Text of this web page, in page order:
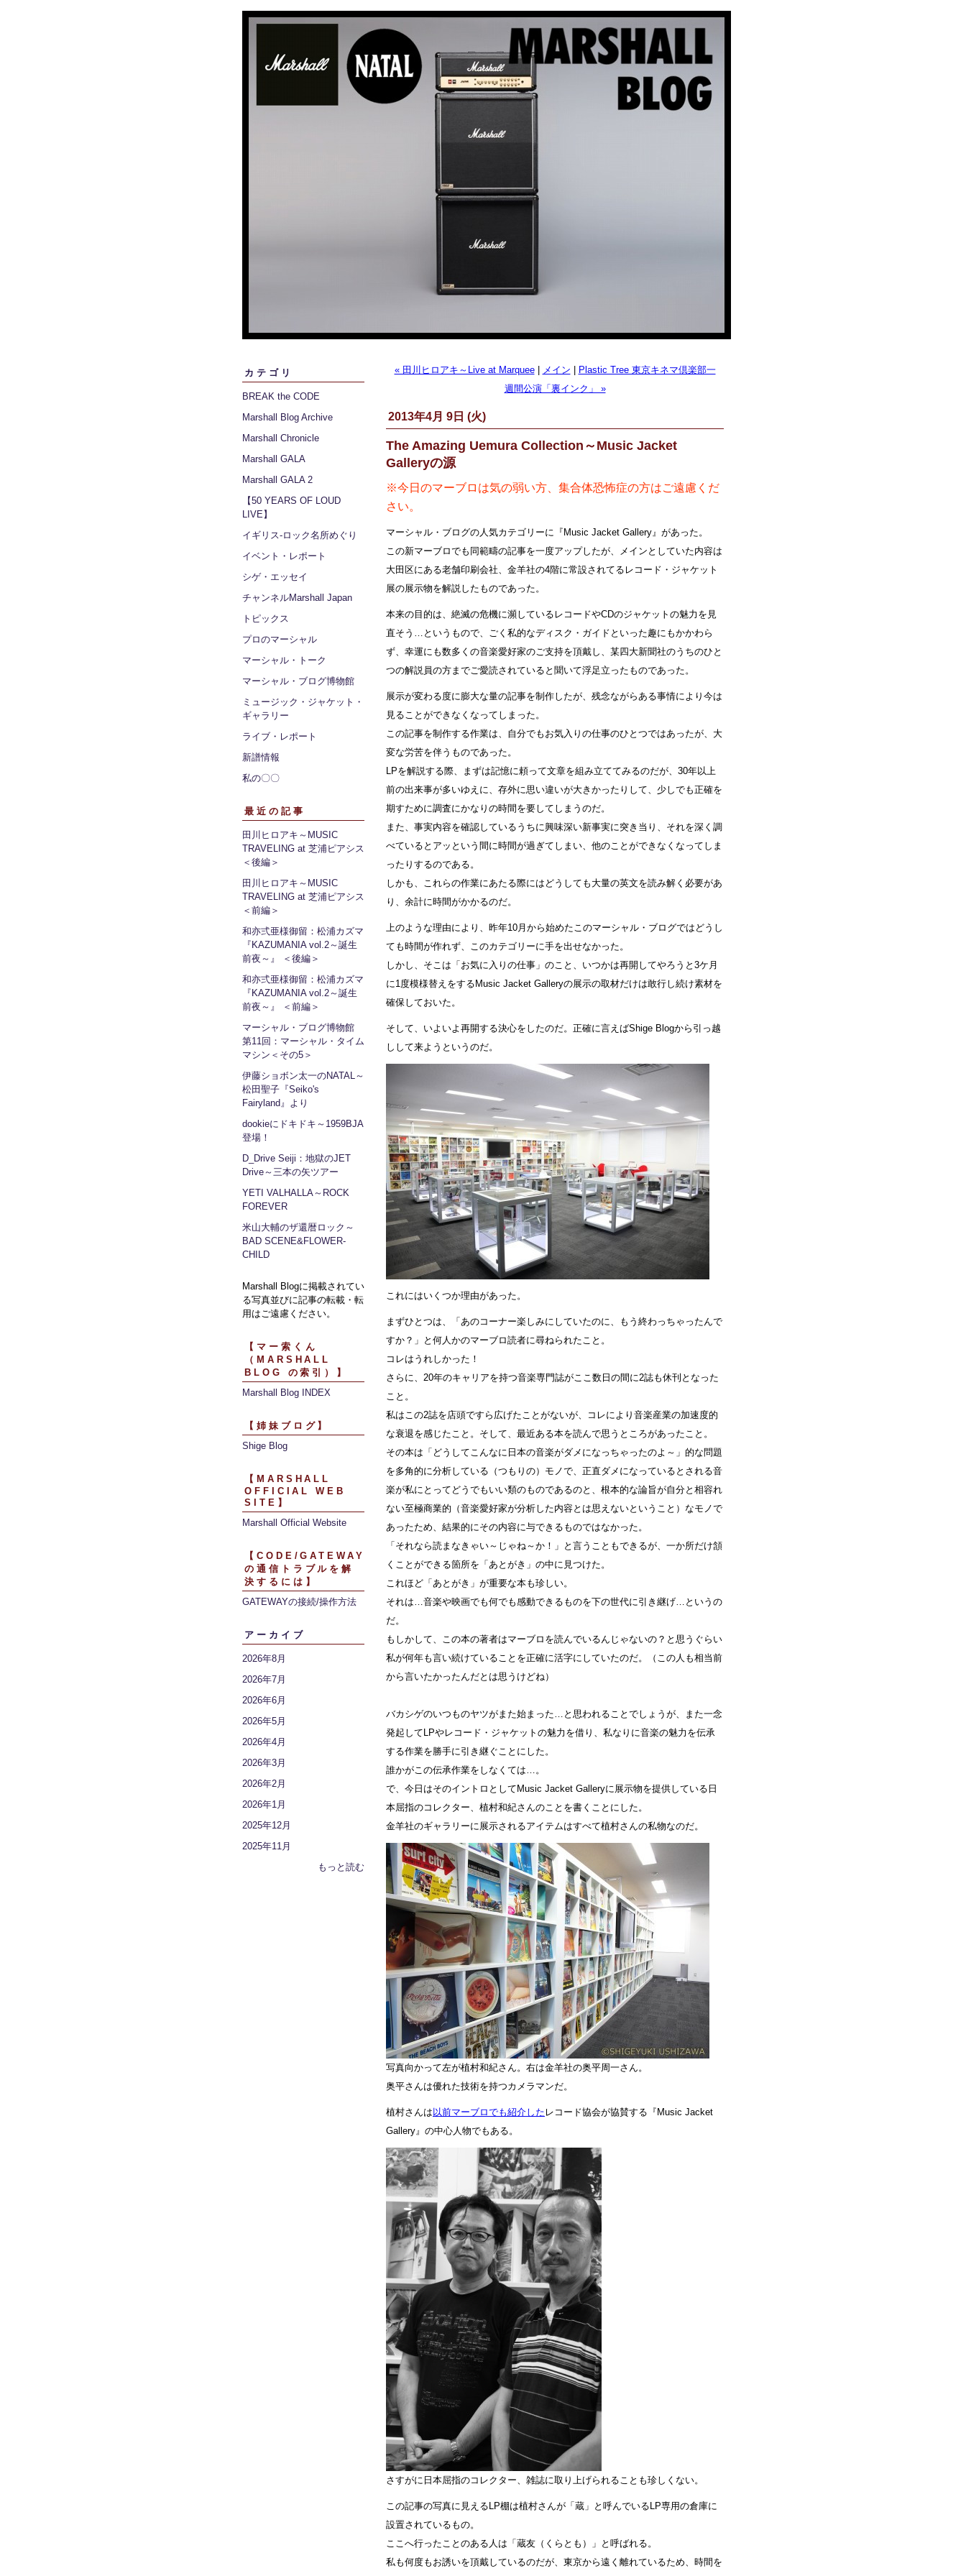
カテゴリ
BREAK the CODE
Marshall Blog Archive
Marshall Chronicle
Marshall GALA
Marshall GALA 2
【50 YEARS OF LOUD
LIVE】
イギリス‐ロック名所めぐり
イベント・レポート
シゲ・エッセイ
チャンネルMarshall Japan
トピックス
プロのマーシャル
マーシャル・トーク
マーシャル・ブログ博物館
ミュージック・ジャケット・
ギャラリー
ライブ・レポート
新譜情報
私の〇〇
最近の記事
田川ヒロアキ～MUSIC
TRAVELING at 芝浦ピアシス
＜後編＞
田川ヒロアキ～MUSIC
TRAVELING at 芝浦ピアシス
＜前編＞
和亦弍亜様御留：松浦カズマ
『KAZUMANIA vol.2～誕生
前夜～』 ＜後編＞
和亦弍亜様御留：松浦カズマ
『KAZUMANIA vol.2～誕生
前夜～』 ＜前編＞
マーシャル・ブログ博物館
第11回：マーシャル・タイム
マシン＜その5＞
伊藤ショボン太一のNATAL～
松田聖子『Seiko's
Fairyland』より
dookieにドキドキ～1959BJA
登場！
D_Drive Seiji：地獄のJET
Drive～三本の矢ツアー
YETI VALHALLA～ROCK
FOREVER
米山大輔のザ還暦ロック～
BAD SCENE&FLOWER-
CHILD
Marshall Blogに掲載されてい
る写真並びに記事の転載・転
用はご遠慮ください。
【マー索くん
（MARSHALL
BLOG の索引）】
Marshall Blog INDEX
【姉妹ブログ】
Shige Blog
【MARSHALL
OFFICIAL WEB
SITE】
Marshall Official Website
【CODE/GATEWAY
の通信トラブルを解
決するには】
GATEWAYの接続/操作方法
アーカイブ
2026年8月
2026年7月
2026年6月
2026年5月
2026年4月
2026年3月
2026年2月
2026年1月
2025年12月
2025年11月
もっと読む
« 田川ヒロアキ～Live at Marquee| メイン
Plastic Tree 東京キネマ倶楽部一
週間公演「裏インク」 »
2013年4月 9日 (火)
The Amazing Uemura Collection～Music Jacket
Galleryの源
※今日のマーブロは気の弱い方、集合体恐怖症の方はご遠慮くだ
さい。
マーシャル・ブログの人気カテゴリーに『Music Jacket Gallery』があった。
この新マーブロでも同範疇の記事を一度アップしたが、メインとしていた内容は
大田区にある老舗印刷会社、金羊社の4階に常設されてるレコード・ジャケット
展の展示物を解説したものであった。
本来の目的は、絶滅の危機に瀕しているレコードやCDのジャケットの魅力を見
直そう…というもので、ごく私的なディスク・ガイドといった趣にもかかわら
ず、幸運にも数多くの音楽愛好家のご支持を頂戴し、某四大新聞社のうちのひと
つの解説員の方までご愛読されていると聞いて浮足立ったものであった。
展示が変わる度に膨大な量の記事を制作したが、残念ながらある事情により今は
見ることができなくなってしまった。
この記事を制作する作業は、自分でもお気入りの仕事のひとつではあったが、大
変な労苦を伴うものであった。
LPを解説する際、まずは記憶に頼って文章を組み立ててみるのだが、30年以上
前の出来事が多いゆえに、存外に思い違いが大きかったりして、少しでも正確を
期すために調査にかなりの時間を要してしまうのだ。
また、事実内容を確認しているうちに興味深い新事実に突き当り、それを深く調
べているとアッという間に時間が過ぎてしまい、他のことができなくなってしま
ったりするのである。
しかも、これらの作業にあたる際にはどうしても大量の英文を読み解く必要があ
り、余計に時間がかかるのだ。
上のような理由により、昨年10月から始めたこのマーシャル・ブログではどうし
ても時間が作れず、このカテゴリーに手を出せなかった。
しかし、そこは「お気に入りの仕事」のこと、いつかは再開してやろうと3ケ月
に1度模様替えをするMusic Jacket Galleryの展示の取材だけは敢行し続け素材を
確保しておいた。
そして、いよいよ再開する決心をしたのだ。正確に言えばShige Blogから引っ越
しして来ようというのだ。
これにはいくつか理由があった。
まずひとつは、「あのコーナー楽しみにしていたのに、もう終わっちゃったんで
すか？」と何人かのマーブロ読者に尋ねられたこと。
コレはうれしかった！
さらに、20年のキャリアを持つ音楽専門誌がここ数日の間に2誌も休刊となった
こと。
私はこの2誌を店頭ですら広げたことがないが、コレにより音楽産業の加速度的
な衰退を感じたこと。そして、最近ある本を読んで思うところがあったこと。
その本は「どうしてこんなに日本の音楽がダメになっちゃったのよ～」的な問題
を多角的に分析している（つもりの）モノで、正直ダメになっているとされる音
楽が私にとってどうでもいい類のものであるのと、根本的な論旨が自分と相容れ
ない至極商業的（音楽愛好家が分析した内容とは思えないということ）なモノで
あったため、結果的にその内容に与できるものではなかった。
「それなら読まなきゃい～じゃね～か！」と言うこともできるが、一か所だけ頷
くことができる箇所を「あとがき」の中に見つけた。
これほど「あとがき」が重要な本も珍しい。
それは…音楽や映画でも何でも感動できるものを下の世代に引き継げ…というの
だ。
もしかして、この本の著者はマーブロを読んでいるんじゃないの？と思うぐらい
私が何年も言い続けていることを正確に活字にしていたのだ。（この人も相当前
から言いたかったんだとは思うけどね）
バカシゲのいつものヤツがまた始まった…と思われることでしょうが、また一念
発起してLPやレコード・ジャケットの魅力を借り、私なりに音楽の魅力を伝承
する作業を勝手に引き継ぐことにした。
誰かがこの伝承作業をしなくては…。
で、今日はそのイントロとしてMusic Jacket Galleryに展示物を提供している日
本屈指のコレクター、植村和紀さんのことを書くことにした。
金羊社のギャラリーに展示されるアイテムはすべて植村さんの私物なのだ。
写真向かって左が植村和紀さん。右は金羊社の奥平周一さん。
奥平さんは優れた技術を持つカメラマンだ。
植村さんは 以前マーブロでも紹介した レコード協会が協賛する『Music Jacket
Gallery』の中心人物でもある。
さすがに日本屈指のコレクター、雑誌に取り上げられることも珍しくない。
この記事の写真に見えるLP棚は植村さんが「蔵」と呼んでいるLP専用の倉庫に
設置されているもの。
ここへ行ったことのある人は「蔵友（くらとも）」と呼ばれる。
私も何度もお誘いを頂戴しているのだが、東京から遠く離れているため、時間を